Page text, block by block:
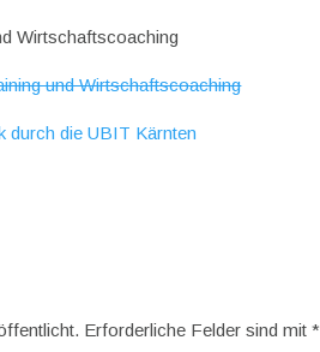
Wirtschaftscoaching
und Wirtschaftscoaching
durch die UBIT Kärnten
Erforderliche Felder sind mit*